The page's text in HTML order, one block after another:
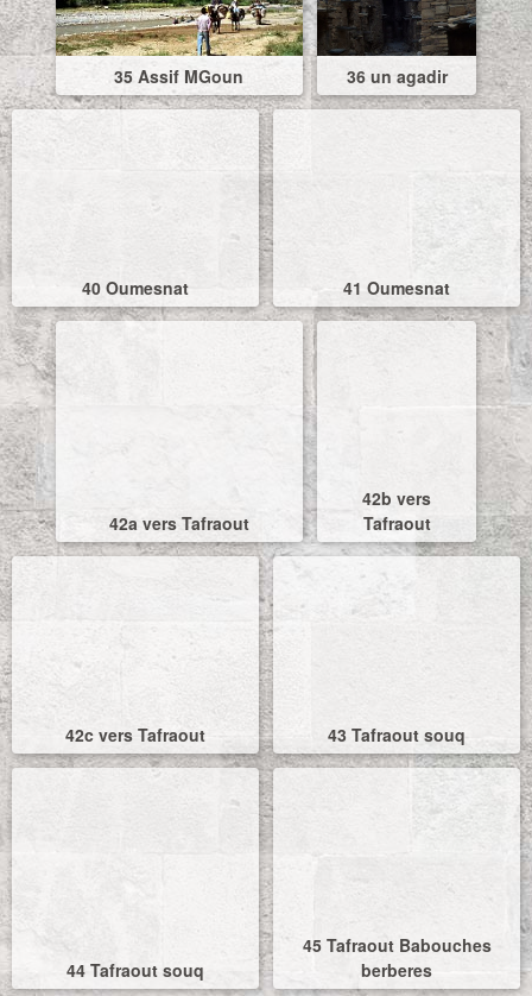
35 Assif MGoun 36 un agadir
40 Oumesnat 41 Oumesnat
42a vers Tafraout
42b vers
Tafraout
42c vers Tafraout 43 Tafraout souq
44 Tafraout souq
45 Tafraout Babouches
berberes